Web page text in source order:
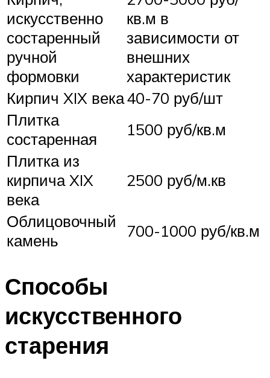
искусственно
состаренный
ручной
формовки
кв.м в
зависимости от
внешних
характеристик
Кирпич XIX века40-70 руб/шт
Плитка
состаренная
1500 руб/кв.м
Плитка из
кирпича XIX
века
2500 руб/м.кв
Облицовочный
камень
700-1000 руб/кв.м
Способы
искусственного
старения